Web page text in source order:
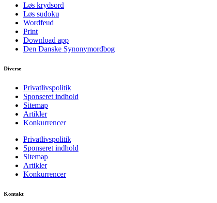
Løs krydsord
Løs sudoku
Wordfeud
Print
Download app
Den Danske Synonymordbog
Diverse
Privatlivspolitik
Sponseret indhold
Sitemap
Artikler
Konkurrencer
Privatlivspolitik
Sponseret indhold
Sitemap
Artikler
Konkurrencer
Kontakt